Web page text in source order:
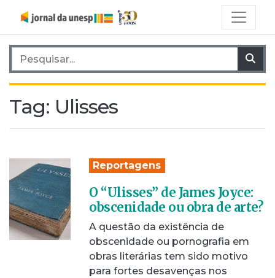
Pesquisar por:
Tag: Ulisses
Reportagens
O “Ulisses” de James Joyce:
obscenidade ou obra de arte?
A questão da existência de
obscenidade ou pornografia em
obras literárias tem sido motivo
para fortes desavenças nos